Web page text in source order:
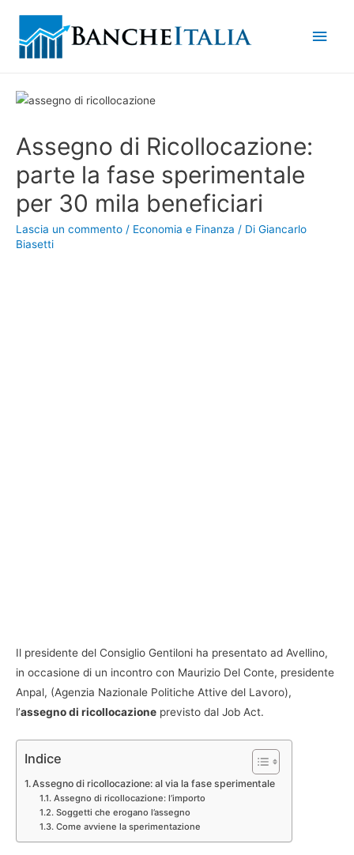
Assegno di Ricollocazione:
parte la fase sperimentale
per 30 mila beneficiari
Lascia un commento / Economia e Finanza / Di Giancarlo
Biasetti
Il presidente del Consiglio Gentiloni ha presentato ad Avellino,
in occasione di un incontro con Maurizio Del Conte, presidente
Anpal, (Agenzia Nazionale Politiche Attive del Lavoro),
l’assegno di ricollocazione previsto dal Job Act.
Indice
Assegno di ricollocazione: al via la fase sperimentale
Assegno di ricollocazione: l’importo
Soggetti che erogano l’assegno
Come avviene la sperimentazione